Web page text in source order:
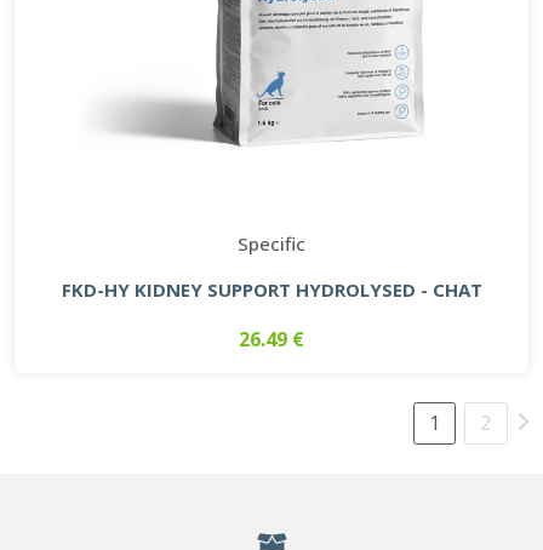
Specific
FKD-HY KIDNEY SUPPORT HYDROLYSED - CHAT
26.49 €
1 2